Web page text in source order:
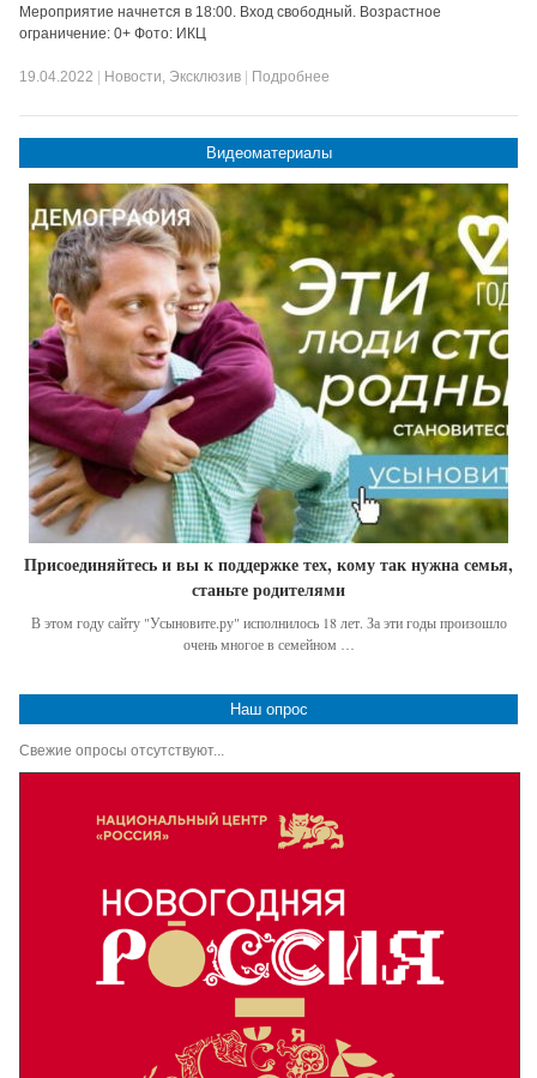
Мероприятие начнется в 18:00. Вход свободный. Возрастное
ограничение: 0+ Фото: ИКЦ
19.04.2022 Новости, Эксклюзив Подробнее
Видеоматериалы
Присоединяйтесь и вы к поддержке тех, кому так нужна семья,
станьте родителями
В этом году сайту "Усыновите.ру" исполнилось 18 лет. За эти годы произошло
очень многое в семейном …
Наш опрос
Свежие опросы отсутствуют...